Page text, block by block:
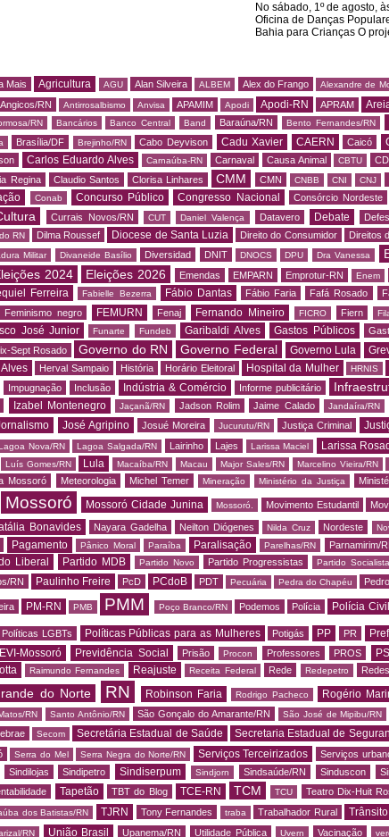
No sábado, 1º de agosto,
Oficina de Danças
Bahia para Crianças O
Mais Agricultura AGU Alan Silveira ALBEM Alex do Frango Alexandre de
Angicos/RN Antirrosalbismo Anvisa APAMIM Apodi Apodi-RN APRAM
RN Bancários Banco Central Band Baraúna/RN Bento Fernandes/RN
Brasília/DF Brejinho/RN Cabo Deyvison Cadu Xavier CAERN Caicó
Carlos Eduardo Alves Carnaúba-RN Carnaval Causa Animal CBTU
Regina Claudio Santos Clorisa Linhares CMM CMN CNBB CNI CNJ
Conab Concurso Público Congresso Nacional Consórcio Nordeste
Currais Novos/RN CUT Daniel Valença Datavero Debate
RN Dilma Roussef Diocese de Santa Luzia Direito do Consumidor Direitos
Militar Divaneide Basílio Diversidad DNIT DNOCS DPU Dra Vanessa
2024 Eleições 2026 Emendas EMPARN Emprotur-RN Enem
Ferreira Fabielle Bezerra Fábio Dantas Fábio Faria Fafá Rosado
Feminismo negro FEMURN Fenaj Fernando Mineiro FICRO Fiern
José Junior Funarte Fundeb Garibaldi Alves Gastos Públicos
Sept Rosado Governo do RN Governo Federal Governo Lula
Herval Sampaio História Horário Eleitoral Hospital da Mulher HRNIS
Impugnação Inclusão Indústria & Comércio Informe publicitário
Izabel Montenegro Jaçanã/RN Jadson Rolim Jaime Calado Jandaíra/RN
José Agripino Josué Moreira Jucurutu/RN Justiça Criminal
Nova/RN Lagoa Salgada/RN Lairinho Lajes Larissa Maciel Larissa
Luís Gomes/RN Lula Macaíba/RN Macau Major Sales/RN Marcelino Vieira/RN
Mossoró Meteorologia Michel Temer Mineração Ministério da Justiça
Mossoró Mossoró Cidade Junina Mossoró. Movimento Estudantil
Bonavides Nayara Gadelha Neilton Diógenes Nilda Cruz Nordeste
Pagamento Pânico Moral Paraíba Paralisação Parelhas/RN Parnamirim/
Liberal Partido MDB Partido Novo Partido Progressistas Partido
RN Paulinho Freire PcD PCdoB PDT Pecuária Pedra do Chapéu
PM-RN PMB PMM Poço Branco/RN Podemos Polícia Polícia Civil
Políticas LGBTs Políticas Públicas para as Mulheres Potigás PP PR
Mossoró Previdência Social Prisão Procon Professores PROS
Raimundo Fernandes Reajuste Receita Federal Rede Redepetro
do Norte RN Robinson Faria Rodrigo Pacheco Rogério
RN Santo Antônio/RN São Gonçalo do Amarante/RN São José de Mipibu/RN
Secom Secretária Estadual de Saúde Secretaria Estadual de
Serra do Mel Serra Negra do Norte/RN Serviços Terceirizados Serviços
Sindilojas Sindipetro Sindiserpum Sindjorn Sindsaúde/RN Sinduscon
Tapetão TBT do Blog TCE-RN TCM TCU Teatro Dix-Huit
dos Batistas/RN TJRN Tony Fernandes traba Trabalhador Rural
RN União Brasil Upanema/RN Utilidade Pública Uvern Vacinação